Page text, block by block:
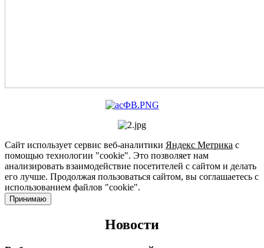
Сайт использует сервис веб-аналитики Яндекс Метрика с
помощью технологии "cookie". Это позволяет нам
анализировать взаимодействие посетителей с сайтом и делать
его лучше. Продолжая пользоваться сайтом, вы соглашаетесь с
использованием файлов "cookie".
Принимаю
Новости